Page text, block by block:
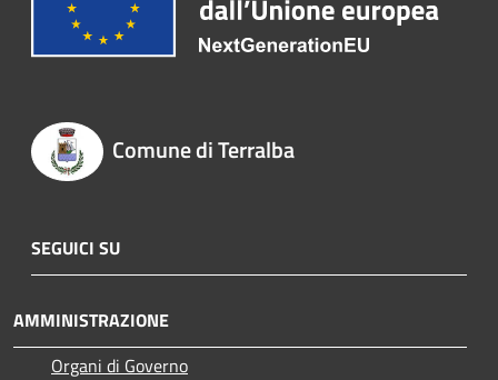
Comune di Terralba
SEGUICI SU
AMMINISTRAZIONE
Organi di Governo